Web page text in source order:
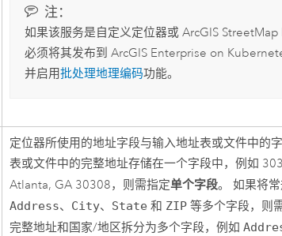
注：
如果该服务是自定义定位器或 ArcGIS StreetMap
必须将其发布到 ArcGIS Enterprise on
并启用批处理地理编码功能。
定位器所使用的地址字段与输入地址表或文件中的
表或文件中的完整地址存储在一个字段中，例如
Atlanta, GA 30308，则需指定单个字段。 如果将
Address、 City、 State 和 ZIP 等多个字段，则
完整地址和国家/地区拆分为多个字段，例如